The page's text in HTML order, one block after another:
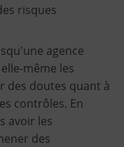
risques
agence
même les
des doutes quant à
contrôles. En
avoir les
des